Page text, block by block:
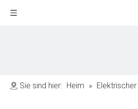
Sie sind hier: Heim »